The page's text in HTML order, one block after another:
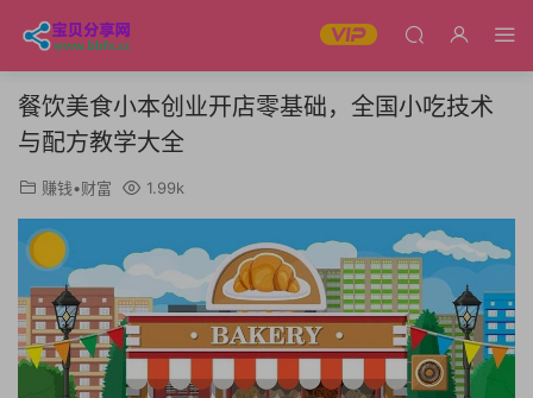
餐饮美食小本创业开店零基础，全国小吃技术
与配方教学大全
赚钱•财富 1.99k